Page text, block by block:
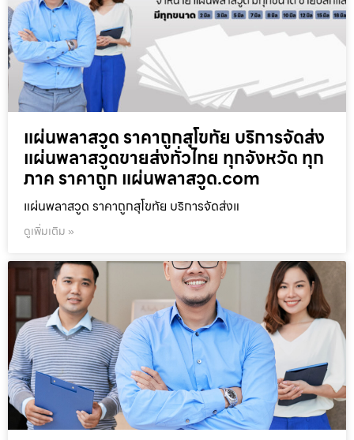
แผ่นพลาสวูด ราคาถูกสุโขทัย บริการจัดส่ง
แผ่นพลาสวูดขายส่งทั่วไทย ทุกจังหวัด ทุก
ภาค ราคาถูก แผ่นพลาสวูด.com
แผ่นพลาสวูด ราคาถูกสุโขทัย บริการจัดส่งแ
ดูเพิ่มเติม »